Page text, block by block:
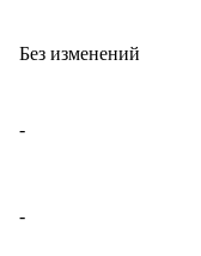
Без изменений
-
-